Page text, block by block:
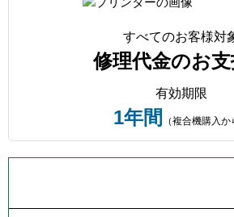
すべてのお客様対
修理代金のお
有効期限
1年間 （複合機購入か